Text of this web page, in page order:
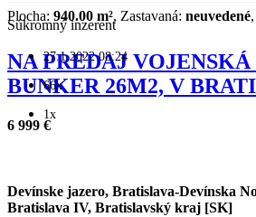
Plocha: 940.00 m², Zastavaná: neuvedené
Súkromný inzerent
27.1.2022 08:24
66x
1x
NA PREDAJ VOJENSKÁ
BUNKER 26M2, V
6 999 €
Devínske jazero, Bratislava-Devínska
Bratislava IV, Bratislavský kraj [SK]